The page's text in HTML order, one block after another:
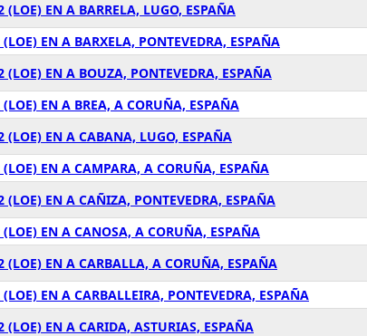
EN A BARRELA, LUGO, ESPAÑA
EN A BARXELA, PONTEVEDRA, ESPAÑA
EN A BOUZA, PONTEVEDRA, ESPAÑA
EN A BREA, A CORUÑA, ESPAÑA
(LOE) EN A CABANA, LUGO, ESPAÑA
EN A CAMPARA, A CORUÑA, ESPAÑA
EN A CAÑIZA, PONTEVEDRA, ESPAÑA
EN A CANOSA, A CORUÑA, ESPAÑA
(LOE) EN A CARBALLA, A CORUÑA, ESPAÑA
EN A CARBALLEIRA, PONTEVEDRA, ESPAÑA
EN A CARIDA, ASTURIAS, ESPAÑA